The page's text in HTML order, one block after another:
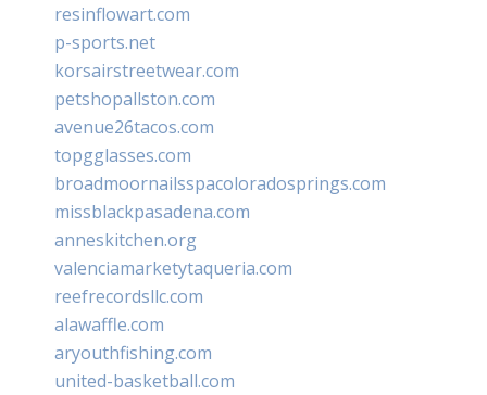
resinflowart.com
p-sports.net
korsairstreetwear.com
petshopallston.com
avenue26tacos.com
topgglasses.com
broadmoornailsspacoloradosprings.com
missblackpasadena.com
anneskitchen.org
valenciamarketytaqueria.com
reefrecordsllc.com
alawaffle.com
aryouthfishing.com
united-basketball.com